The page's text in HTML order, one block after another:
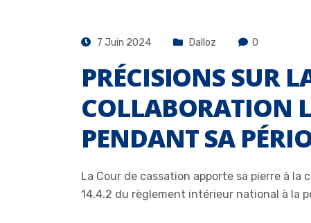
7 Juin 2024 Dalloz 0
PRÉCISIONS SUR
COLLABORATION
PENDANT SA
La Cour de cassation apporte sa pierre à
14.4.2 du règlement intérieur national à la